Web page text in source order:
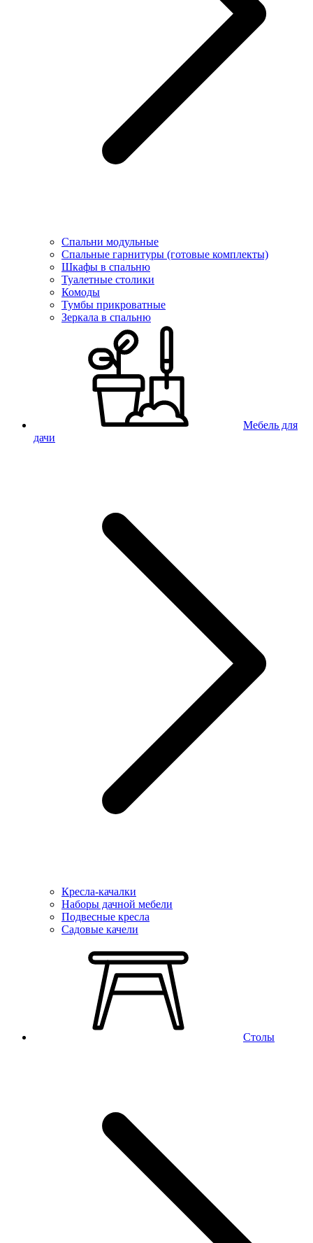
Спальни модульные
Спальные гарнитуры (готовые комплекты)
Шкафы в спальню
Туалетные столики
Комоды
Тумбы прикроватные
Зеркала в спальню
Мебель для
дачи
Кресла-качалки
Наборы дачной мебели
Подвесные кресла
Садовые качели
Столы